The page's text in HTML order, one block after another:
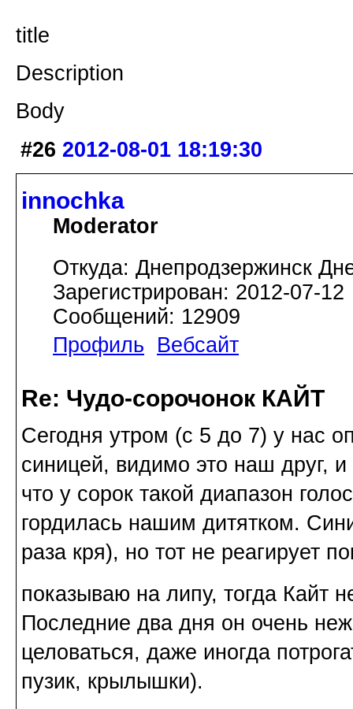
title
Description
Body
#26 2012-08-01 18:19:30
innochka
Moderator
Откуда: Днепродзержинск
Зарегистрирован: 2012-07-12
Сообщений: 12909
Профиль
Вебсайт
Re: Чудо-сорочонок КАЙТ
Сегодня утром (с 5 до 7) у нас
синицей, видимо это наш друг,
что у сорок такой диапазон
гордилась нашим дитятком.
раза кря), но тот не реагирует
показываю на липу, тогда Кайт
Последние два дня он очень
целоваться, даже иногда
пузик, крылышки).